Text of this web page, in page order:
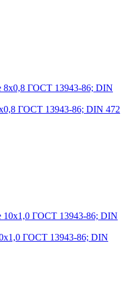
ГОСТ 13943-86; DIN 472
ГОСТ 13943-86; DIN